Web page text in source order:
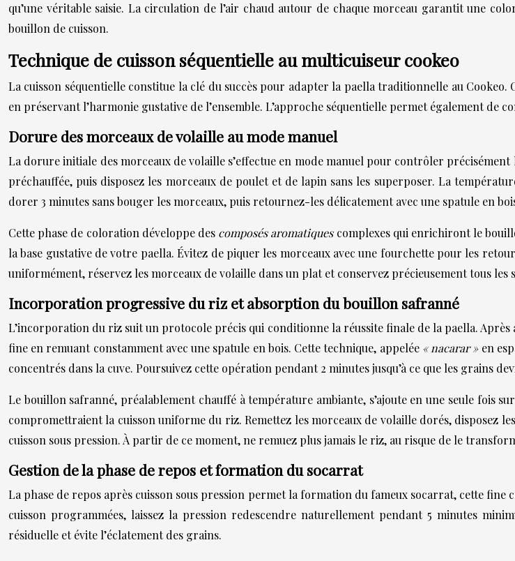
qu’une véritable saisie. La circulation de l’air chaud autour de chaque morceau garantit une
bouillon de cuisson.
Technique de cuisson séquentielle au multicuiseur cookeo
La cuisson séquentielle constitue la clé du succès pour adapter la paella traditionnelle au
en préservant l’harmonie gustative de l’ensemble. L’approche séquentielle permet également de
Dorure des morceaux de volaille au mode manuel
La dorure initiale des morceaux de volaille s’effectue en mode manuel pour contrôler
préchauffée, puis disposez les morceaux de poulet et de lapin sans les superposer. La
dorer 3 minutes sans bouger les morceaux, puis retournez-les délicatement avec une spatule en
Cette phase de coloration développe des composés aromatiques complexes qui enrichiront le
la base gustative de votre paella. Évitez de piquer les morceaux avec une fourchette pour les
uniformément, réservez les morceaux de volaille dans un plat et conservez précieusement tous les
Incorporation progressive du riz et absorption du bouillon safranné
L’incorporation du riz suit un protocole précis qui conditionne la réussite finale de la paella.
fine en remuant constamment avec une spatule en bois. Cette technique, appelée « nacarar » en
concentrés dans la cuve. Poursuivez cette opération pendant 2 minutes jusqu’à ce que les grains
Le bouillon safranné, préalablement chauffé à température ambiante, s’ajoute en une seule fois
compromettraient la cuisson uniforme du riz. Remettez les morceaux de volaille dorés, disposez
cuisson sous pression. À partir de ce moment, ne remuez plus jamais le riz, au risque de le
Gestion de la phase de repos et formation du socarrat
La phase de repos après cuisson sous pression permet la formation du fameux socarrat, cette
cuisson programmées, laissez la pression redescendre naturellement pendant 5 minutes
résiduelle et évite l’éclatement des grains.